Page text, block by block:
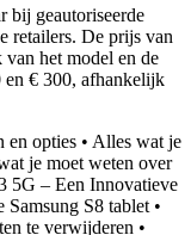
bij geautoriseerde
retailers. De prijs van
het model en de
en € 300, afhankelijk
en opties • Alles wat je
je moet weten over
5G – Een Innovatieve
Samsung S8 tablet •
te verwijderen •